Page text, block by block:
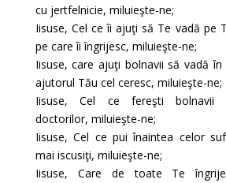
cu jertfelnicie, miluieşte-ne;
Iisuse, Cel ce îi ajuţi să Te vadă pe
pe care îi îngrijesc, miluieşte-ne;
Iisuse, care ajuţi bolnavii să vadă
ajutorul Tău cel ceresc, miluieşte-ne;
Iisuse, Cel ce fereşti bolnavii
doctorilor, miluieşte-ne;
Iisuse, Cel ce pui înaintea celor
mai iscusiţi, miluieşte-ne;
Iisuse, Care de toate Te